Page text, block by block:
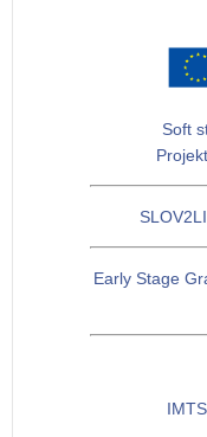
Soft
Early Stage